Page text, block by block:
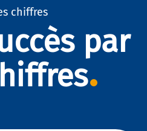
chiffres
par